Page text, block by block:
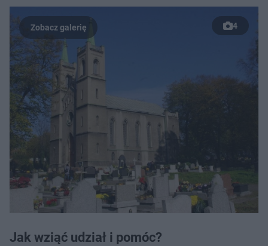
4
Jak wziąć udział i pomóc?